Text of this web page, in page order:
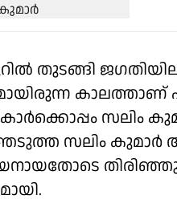
തുടങ്ങി
സലിം
സലിം കുമാർ